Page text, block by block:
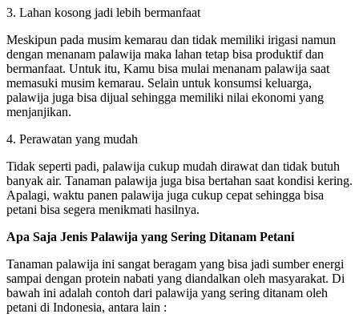
3. Lahan kosong jadi lebih bermanfaat
Meskipun pada musim kemarau dan tidak memiliki irigasi namun
dengan menanam palawija maka lahan tetap bisa produktif dan
bermanfaat. Untuk itu, Kamu bisa mulai menanam palawija saat
memasuki musim kemarau. Selain untuk konsumsi keluarga,
palawija juga bisa dijual sehingga memiliki nilai ekonomi yang
menjanjikan.
4. Perawatan yang mudah
Tidak seperti padi, palawija cukup mudah dirawat dan tidak butuh
banyak air. Tanaman palawija juga bisa bertahan saat kondisi kering.
Apalagi, waktu panen palawija juga cukup cepat sehingga bisa
petani bisa segera menikmati hasilnya.
Apa Saja Jenis Palawija yang Sering Ditanam Petani
Tanaman palawija ini sangat beragam yang bisa jadi sumber energi
sampai dengan protein nabati yang diandalkan oleh masyarakat. Di
bawah ini adalah contoh dari palawija yang sering ditanam oleh
petani di Indonesia, antara lain :